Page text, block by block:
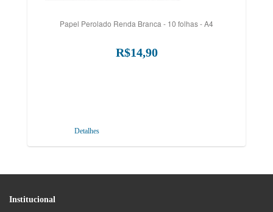
Papel Perolado Renda Branca - 10 folhas - A4
R$14,90
Detalhes
Institucional